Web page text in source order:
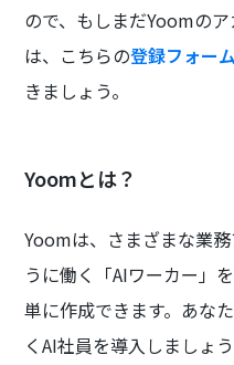
ので、もしまだYoomの
は、こちらの登録フォーム
きましょう。
Yoomとは？
Yoomは、さまざまな業
うに働く「AIワーカー」
単に作成できます。あな
くAI社員を導入しましょう